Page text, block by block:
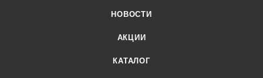
НОВОСТИ
АКЦИИ
КАТАЛОГ